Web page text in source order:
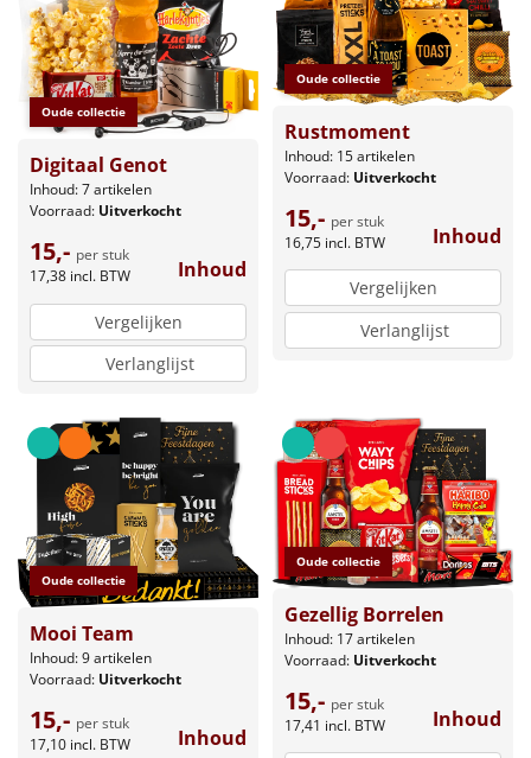
Oude collectie
Digitaal Genot
Inhoud: 7 artikelen
Voorraad: Uitverkocht
15,- per stuk
17,38 incl. BTW Inhoud
Vergelijken
Verlanglijst
Oude collectie
Rustmoment
Inhoud: 15 artikelen
Voorraad: Uitverkocht
15,- per stuk
16,75 incl. BTW Inhoud
Vergelijken
Verlanglijst
Oude collectie
Mooi Team
Inhoud: 9 artikelen
Voorraad: Uitverkocht
15,- per stuk
17,10 incl. BTW Inhoud
Oude collectie
Gezellig Borrelen
Inhoud: 17 artikelen
Voorraad: Uitverkocht
15,- per stuk
17,41 incl. BTW Inhoud